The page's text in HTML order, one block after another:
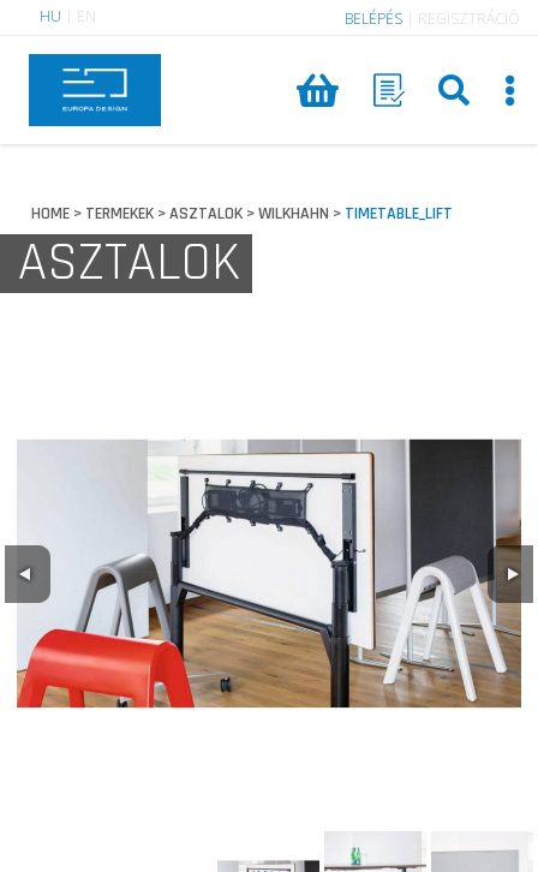
HU EN BELÉPÉS REGISZTRÁCIÓ
HOME > TERMEKEK >ASZTALOK >WILKHAHN > TIMETABLE_LIFT
ASZTALOK